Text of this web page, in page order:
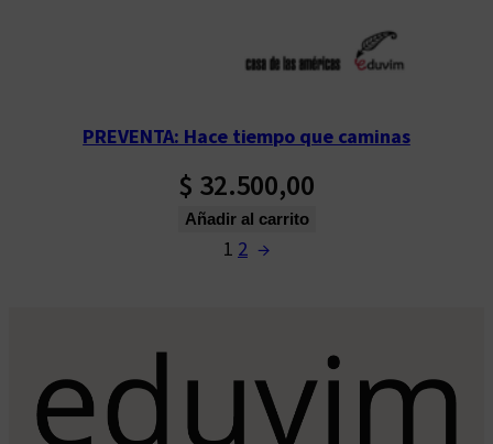
PREVENTA: Hace tiempo que caminas
$ 32.500,00
Añadir al carrito
1 2 →